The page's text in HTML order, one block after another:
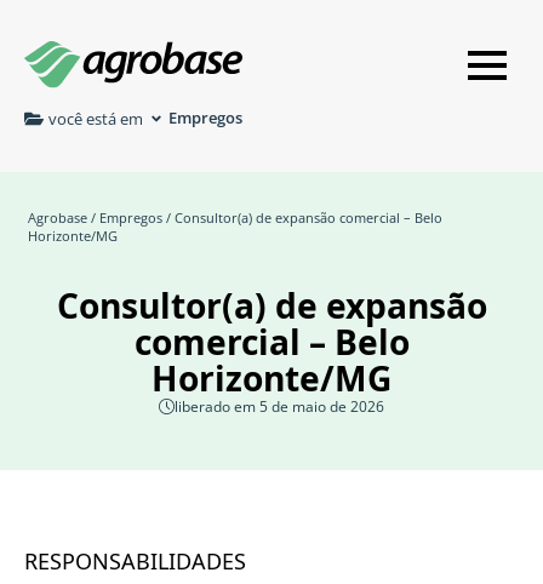
você está em Empregos
Agrobase / Empregos / Consultor(a) de expansão comercial – Belo
Horizonte/MG
Consultor(a) de expansão
comercial – Belo
Horizonte/MG
liberado em 5 de maio de 2026
RESPONSABILIDADES